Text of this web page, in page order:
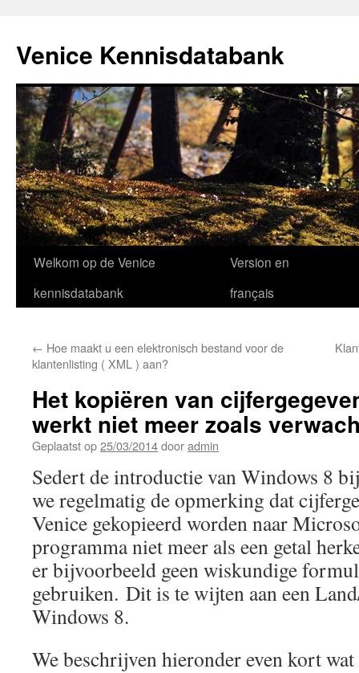
Venice Kennisdatabank
Ga
naar
inhoud
Welkom op de Venice
kennisdatabank
Version en
français
← Hoe maakt u een elektronisch bestand voor de
klantenlisting ( XML ) aan?
Het kopiëren van
werkt niet meer zoals
Geplaatst op25/03/2014dooradmin
Sedert de introductie van Windows 8
we regelmatig de opmerking dat
Venice gekopieerd worden naar
programma niet meer als een getal
er bijvoorbeeld geen wiskundige
gebruiken. Dit is te wijten aan een
Windows 8.
We beschrijven hieronder even kort